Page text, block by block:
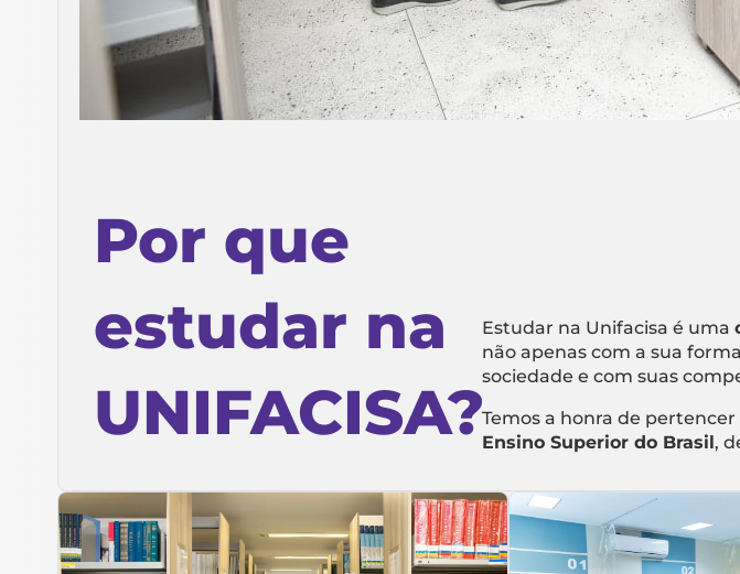
Por que
estudar na
UNIFACISA?
Estudar na Unifacisa é uma
não apenas com a sua
sociedade e com suas
Temos a honra de
Ensino Superior do Brasil,